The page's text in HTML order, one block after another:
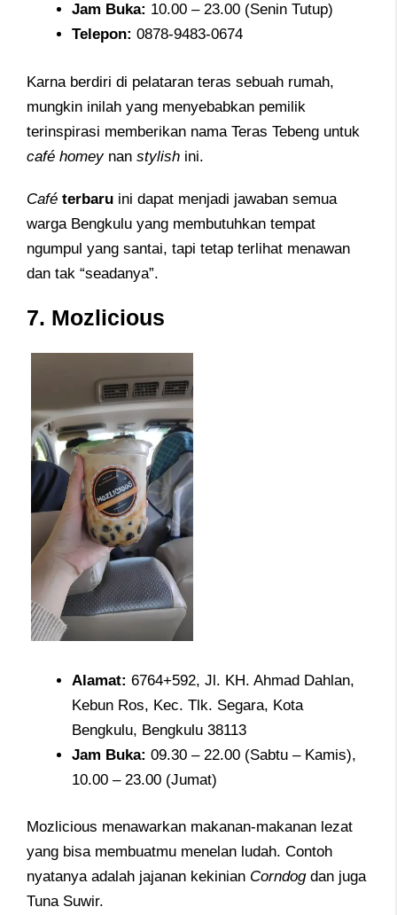
Jam Buka: 10.00 – 23.00 (Senin Tutup)
Telepon: 0878-9483-0674
Karna berdiri di pelataran teras sebuah rumah,
mungkin inilah yang menyebabkan pemilik
terinspirasi memberikan nama Teras Tebeng untuk
café homeynan stylish ini.
Café terbaru ini dapat menjadi jawaban semua
warga Bengkulu yang membutuhkan tempat
ngumpul yang santai, tapi tetap terlihat menawan
dan tak “seadanya”.
7. Mozlicious
Alamat: 6764+592, Jl. KH. Ahmad Dahlan,
Kebun Ros, Kec. Tlk. Segara, Kota
Bengkulu, Bengkulu 38113
Jam Buka: 09.30 – 22.00 (Sabtu – Kamis),
10.00 – 23.00 (Jumat)
Mozlicious menawarkan makanan-makanan lezat
yang bisa membuatmu menelan ludah. Contoh
nyatanya adalah jajanan kekinian Corndogdan juga
Tuna Suwir.